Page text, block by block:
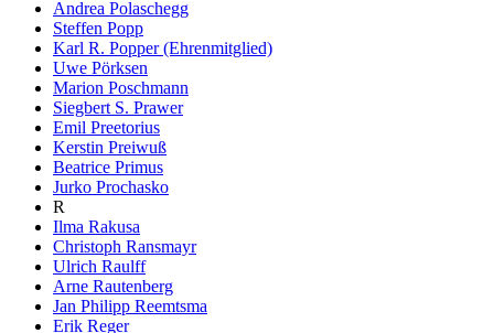
Andrea Polaschegg
Steffen Popp
Karl R. Popper (Ehrenmitglied)
Uwe Pörksen
Marion Poschmann
Siegbert S. Prawer
Emil Preetorius
Kerstin Preiwuß
Beatrice Primus
Jurko Prochasko
R
Ilma Rakusa
Christoph Ransmayr
Ulrich Raulff
Arne Rautenberg
Jan Philipp Reemtsma
Erik Reger